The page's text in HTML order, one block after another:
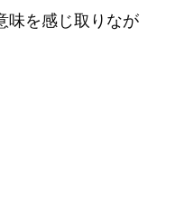
味を感じ取りなが